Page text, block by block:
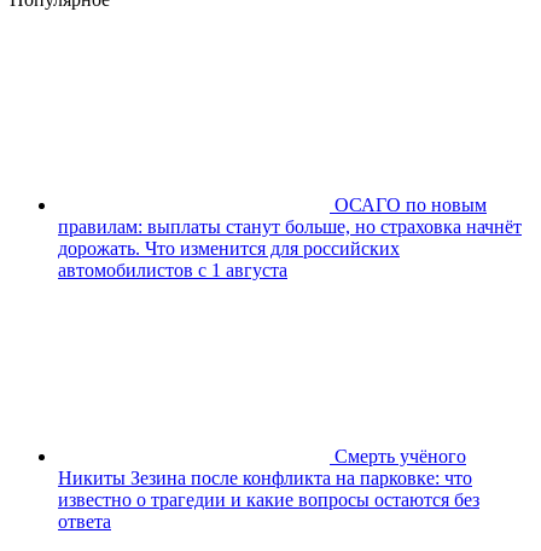
ОСАГО по новым
правилам: выплаты станут больше, но страховка начнёт
дорожать. Что изменится для российских
автомобилистов с 1 августа
Смерть учёного
Никиты Зезина после конфликта на парковке: что
известно о трагедии и какие вопросы остаются без
ответа